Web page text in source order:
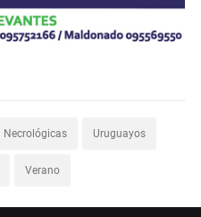
Necrológicas Uruguayos
Verano